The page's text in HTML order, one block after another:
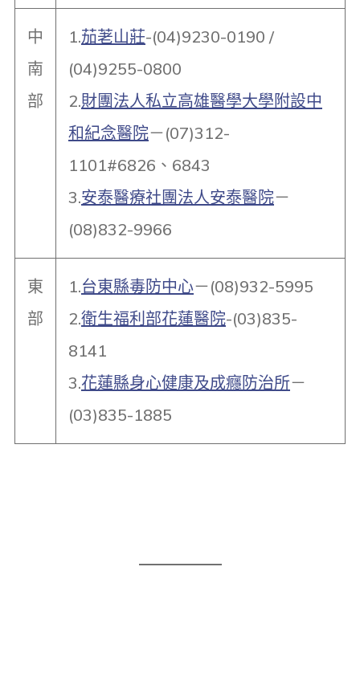
中
南
部
1.茄荖山莊-(04)9230-0190 /
(04)9255-0800
2.財團法人私立高雄醫學大學附設中
和紀念醫院－(07)312-
1101#6826、6843
3.安泰醫療社團法人安泰醫院－
(08)832-9966
東
部
1.台東縣毒防中心－(08)932-5995
2.衛生福利部花蓮醫院-(03)835-
8141
3.花蓮縣身心健康及成癮防治所－
(03)835-1885